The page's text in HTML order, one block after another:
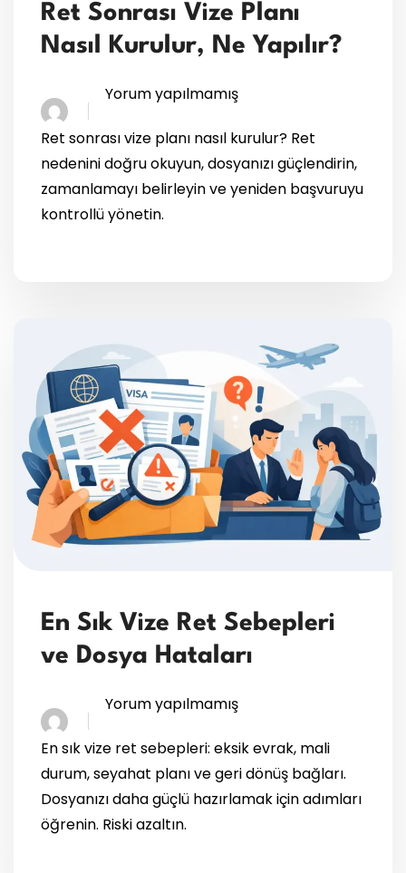
Ret Sonrası Vize Planı
Nasıl Kurulur, Ne Yapılır?
Yorum yapılmamış
Ret sonrası vize planı nasıl kurulur? Ret
nedenini doğru okuyun, dosyanızı güçlendirin,
zamanlamayı belirleyin ve yeniden başvuruyu
kontrollü yönetin.
En Sık Vize Ret Sebepleri
ve Dosya Hataları
Yorum yapılmamış
En sık vize ret sebepleri: eksik evrak, mali
durum, seyahat planı ve geri dönüş bağları.
Dosyanızı daha güçlü hazırlamak için adımları
öğrenin. Riski azaltın.